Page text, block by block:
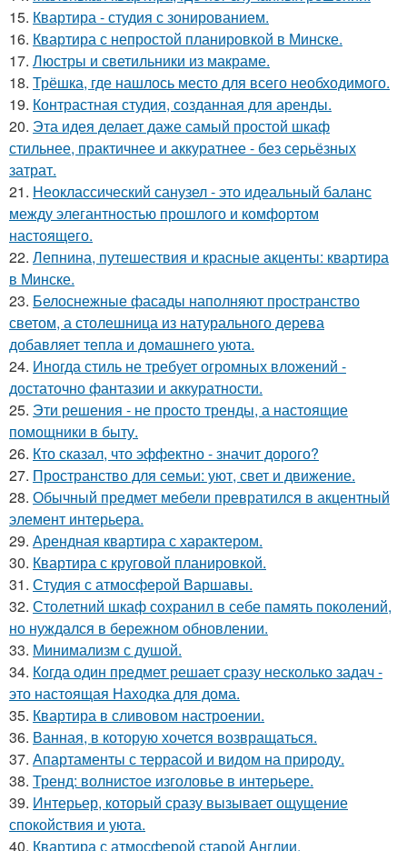
15. Квартира - студия с зонированием.
16. Квартира с непростой планировкой в Минске.
17. Люстры и светильники из макраме.
18. Трёшка, где нашлось место для всего необходимого.
19. Контрастная студия, созданная для аренды.
20. Эта идея делает даже самый простой шкаф
стильнее, практичнее и аккуратнее - без серьёзных
затрат.
21. Неоклассический санузел - это идеальный баланс
между элегантностью прошлого и комфортом
настоящего.
22. Лепнина, путешествия и красные акценты: квартира
в Минске.
23. Белоснежные фасады наполняют пространство
светом, а столешница из натурального дерева
добавляет тепла и домашнего уюта.
24. Иногда стиль не требует огромных вложений -
достаточно фантазии и аккуратности.
25. Эти решения - не просто тренды, а настоящие
помощники в быту.
26. Кто сказал, что эффектно - значит дорого?
27. Пространство для семьи: уют, свет и движение.
28. Обычный предмет мебели превратился в акцентный
элемент интерьера.
29. Арендная квартира с характером.
30. Квартира с круговой планировкой.
31. Студия с атмосферой Варшавы.
32. Столетний шкаф сохранил в себе память поколений,
но нуждался в бережном обновлении.
33. Минимализм с душой.
34. Когда один предмет решает сразу несколько задач -
это настоящая Находка для дома.
35. Квартира в сливовом настроении.
36. Ванная, в которую хочется возвращаться.
37. Апартаменты с террасой и видом на природу.
38. Тренд: волнистое изголовье в интерьере.
39. Интерьер, который сразу вызывает ощущение
спокойствия и уюта.
40. Квартира с атмосферой старой Англии.